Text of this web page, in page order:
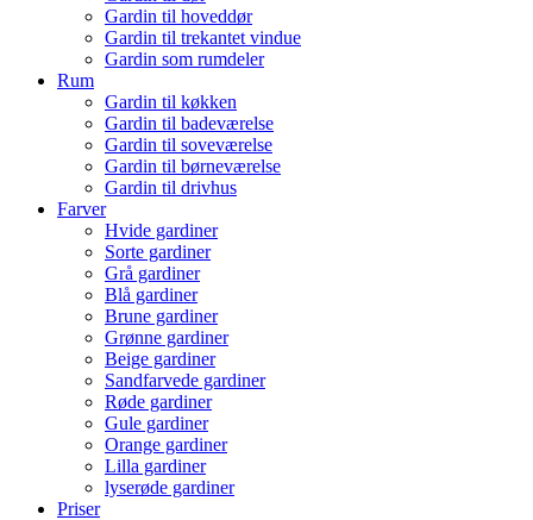
Gardin til hoveddør
Gardin til trekantet vindue
Gardin som rumdeler
Rum
Gardin til køkken
Gardin til badeværelse
Gardin til soveværelse
Gardin til børneværelse
Gardin til drivhus
Farver
Hvide gardiner
Sorte gardiner
Grå gardiner
Blå gardiner
Brune gardiner
Grønne gardiner
Beige gardiner
Sandfarvede gardiner
Røde gardiner
Gule gardiner
Orange gardiner
Lilla gardiner
lyserøde gardiner
Priser